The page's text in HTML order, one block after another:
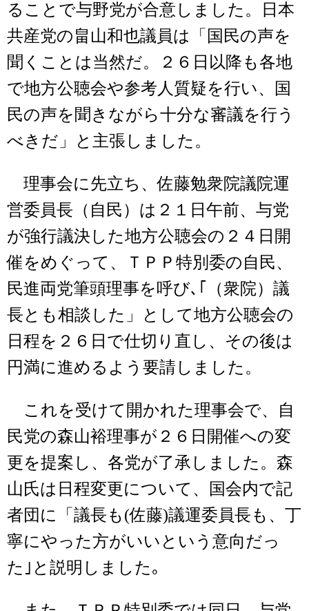
ることで与野党が合意しました。日本
共産党の畠山和也議員は「国民の声を
聞くことは当然だ。２６日以降も各地
で地方公聴会や参考人質疑を行い、国
民の声を聞きながら十分な審議を行う
べきだ」と主張しました。
理事会に先立ち、佐藤勉衆院議院運
営委員長（自民）は２１日午前、与党
が強行議決した地方公聴会の２４日開
催をめぐって、ＴＰＰ特別委の自民、
民進両党筆頭理事を呼び､｢（衆院）議
長とも相談した」として地方公聴会の
日程を２６日で仕切り直し、その後は
円満に進めるよう要請しました。
これを受けて開かれた理事会で、自
民党の森山裕理事が２６日開催への変
更を提案し、各党が了承しました。森
山氏は日程変更について、国会内で記
者団に「議長も(佐藤)議運委員長も、丁
寧にやった方がいいという意向だっ
た｣と説明しました｡